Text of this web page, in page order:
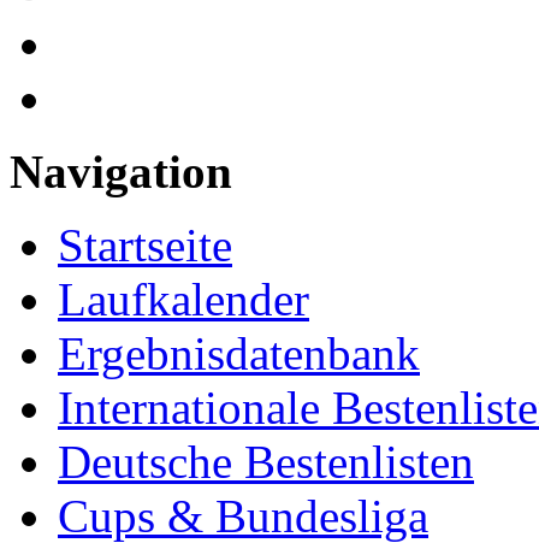
Navigation
Startseite
Laufkalender
Ergebnisdatenbank
Internationale
Deutsche Bestenlisten
Cups & Bundesliga